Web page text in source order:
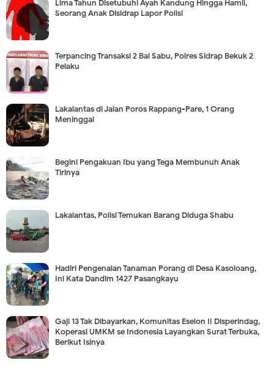
Lima Tahun Disetubuhi Ayah Kandung Hingga Hamil,
Seorang Anak Disidrap Lapor Polisi
Terpancing Transaksi 2 Bal Sabu, Polres Sidrap Bekuk 2
Pelaku
Lakalantas di Jalan Poros Rappang-Pare, 1 Orang
Meninggal
Begini Pengakuan Ibu yang Tega Membunuh Anak
Tirinya
Lakalantas, Polisi Temukan Barang Diduga Shabu
Hadiri Pengenalan Tanaman Porang di Desa Kasoloang,
Ini Kata Dandim 1427 Pasangkayu
Gaji 13 Tak Dibayarkan, Komunitas Eselon II Disperindag,
Koperasi UMKM se Indonesia Layangkan Surat Terbuka,
Berikut Isinya